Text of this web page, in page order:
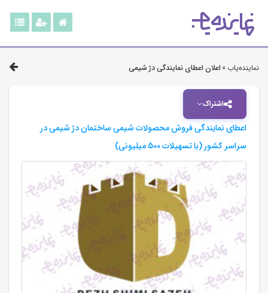
نماینده‌یاب » اعلان اعطای نمایندگی دژ شیمی
اشتراک
اعطای نمایندگی فروش محصولات شیمی ساختمان دژ شیمی در
سراسر کشور (با تسهیلات 500 میلیونی)